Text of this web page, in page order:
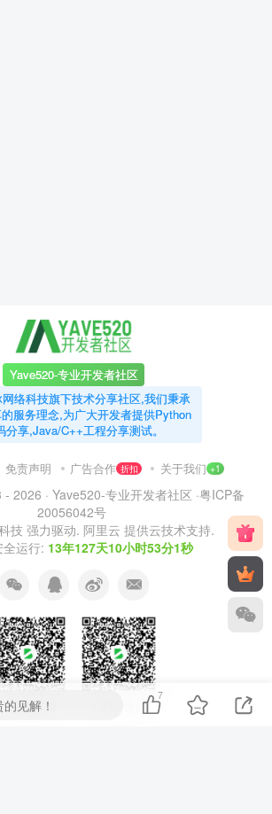
Yave520-专业开发者社区
络科技旗下技术分享社区,我们秉承
服务理念,为广大开发者提供Python
分享,Java/C++工程分享测试。
免责声明 广告合作 折扣 关于我们 +1
2026 · Yave520-专业开发者社区 ·粤ICP备
20056042号
技 强力驱动. 阿里云 提供云技术支持.
运行: 13年127天10小时53分2秒
扫码加QQ群 扫码加微信
见解！
7